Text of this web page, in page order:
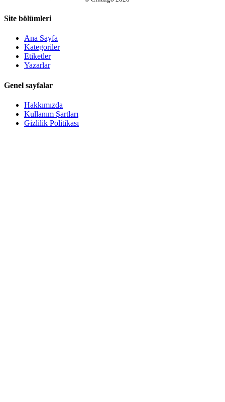
Site bölümleri
Ana Sayfa
Kategoriler
Etiketler
Yazarlar
Genel sayfalar
Hakkımızda
Kullanım Şartları
Gizlilik Politikası